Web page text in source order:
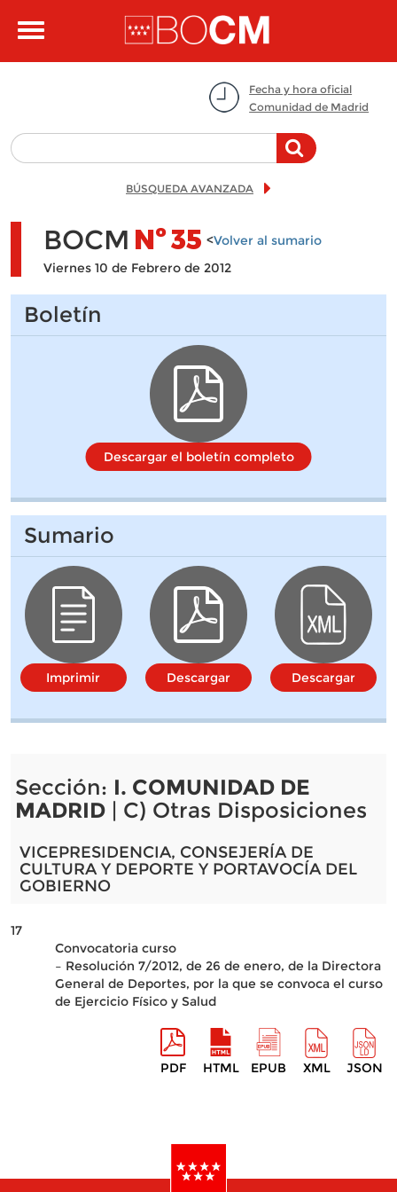
Toggle
Fecha y hora oficial
Comunidad de Madrid
BÚSQUEDA AVANZADA
BOCM Nº35 <Volver al sumario
Viernes 10 de Febrero de 2012
Boletín
Descargar el boletín completo
Sumario
Imprimir Descargar Descargar
Sección: I. COMUNIDAD DE
MADRID| C) Otras Disposiciones
VICEPRESIDENCIA, CONSEJERÍA DE
CULTURA Y DEPORTE Y PORTAVOCÍA DEL
GOBIERNO
17
Convocatoria curso
– Resolución 7/2012, de 26 de enero, de la Directora
General de Deportes, por la que se convoca el curso
de Ejercicio Físico y Salud
PDF HTML EPUB XML JSON